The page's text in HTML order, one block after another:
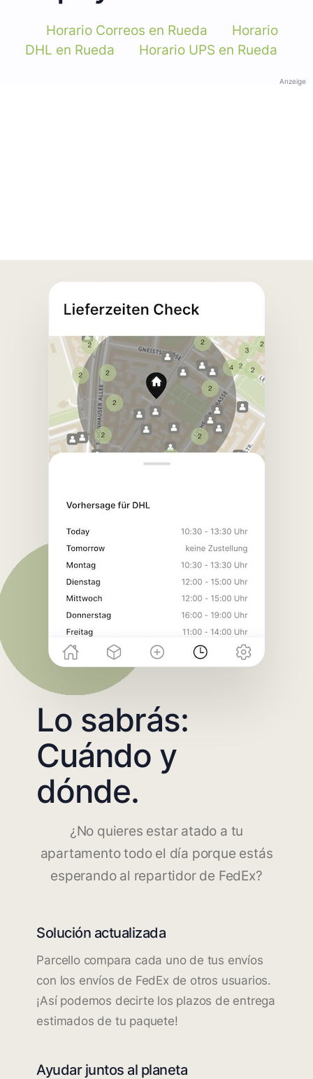
Horario Correos en Rueda
Horario
DHL en Rueda
Horario UPS en Rueda
Anzeige
Lo sabrás:
Cuándo y
dónde.
¿No quieres estar atado a tu
apartamento todo el día porque estás
esperando al repartidor de FedEx?
Solución actualizada
Parcello compara cada uno de tus envíos
con los envíos de FedEx de otros usuarios.
¡Así podemos decirte los plazos de entrega
estimados de tu paquete!
Ayudar juntos al planeta